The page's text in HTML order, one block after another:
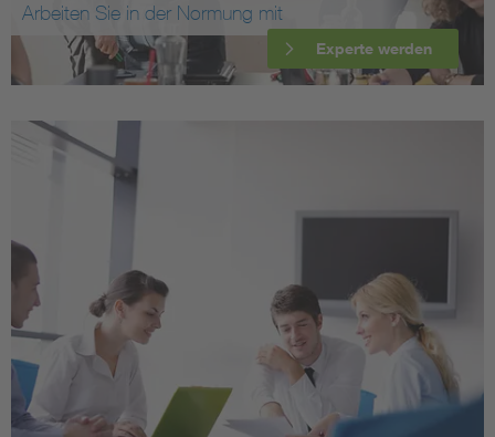
Arbeiten Sie in der Normung mit
Experte werden